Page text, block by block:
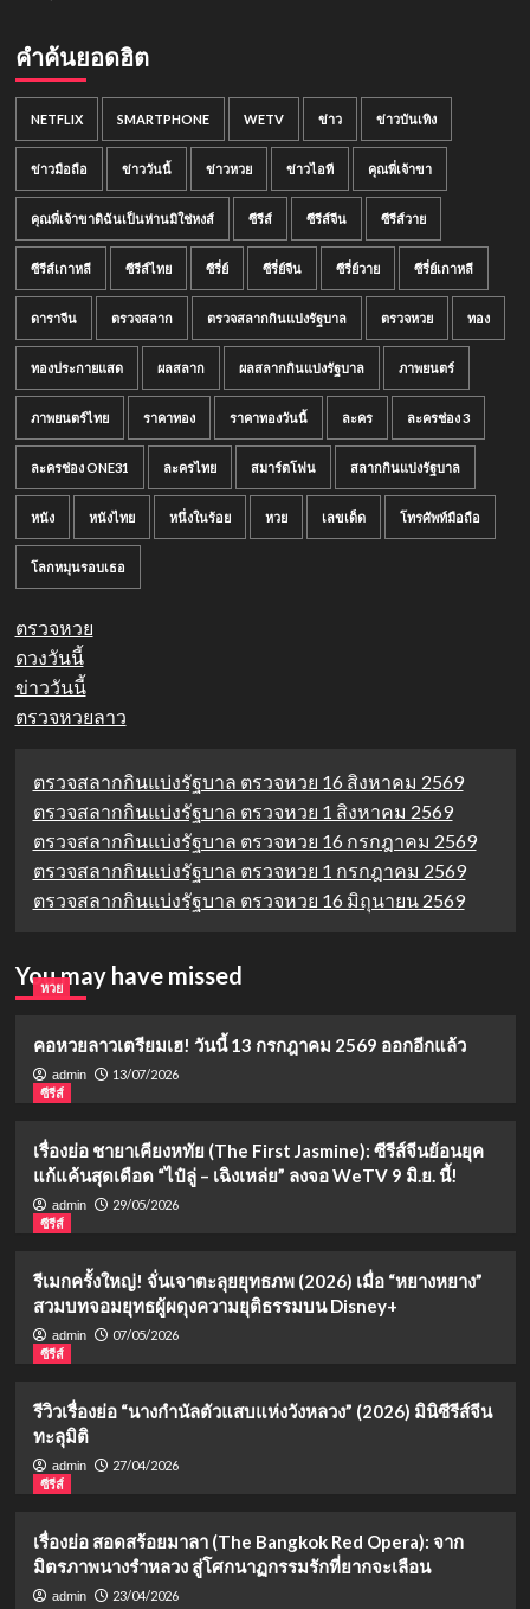
คำค้นยอดฮิต
NETFLIX SMARTPHONE WETV ข่าว ข่าวบันเทิง
ข่าวมือถือ ข่าววันนี้ ข่าวหวย ข่าวไอที คุณพี่เจ้าขา
คุณพี่เจ้าขาดิฉันเป็นห่านมิใช่หงส์ ซีรีส์ ซีรีส์จีน ซีรีส์วาย
ซีรีส์เกาหลี ซีรีส์ไทย ซีรี่ย์ ซีรี่ย์จีน ซีรี่ย์วาย ซีรี่ย์เกาหลี
ดาราจีน ตรวจสลาก ตรวจสลากกินแบ่งรัฐบาล ตรวจหวย ทอง
ทองประกายแสด ผลสลาก ผลสลากกินแบ่งรัฐบาล ภาพยนตร์
ภาพยนตร์ไทย ราคาทอง ราคาทองวันนี้ ละคร ละครช่อง 3
ละครช่อง ONE31 ละครไทย สมาร์ตโฟน สลากกินแบ่งรัฐบาล
หนัง หนังไทย หนึ่งในร้อย หวย เลขเด็ด โทรศัพท์มือถือ
โลกหมุนรอบเธอ
ตรวจหวย
ดวงวันนี้
ข่าววันนี้
ตรวจหวยลาว
ตรวจสลากกินแบ่งรัฐบาล ตรวจหวย 16 สิงหาคม 2569
ตรวจสลากกินแบ่งรัฐบาล ตรวจหวย 1 สิงหาคม 2569
ตรวจสลากกินแบ่งรัฐบาล ตรวจหวย 16 กรกฎาคม 2569
ตรวจสลากกินแบ่งรัฐบาล ตรวจหวย 1 กรกฎาคม 2569
ตรวจสลากกินแบ่งรัฐบาล ตรวจหวย 16 มิถุนายน 2569
You may have missed
หวย
คอหวยลาวเตรียมเฮ! วันนี้ 13 กรกฎาคม 2569 ออกอีกแล้ว
admin
13/07/2026
ซีรีส์
เรื่องย่อ ชายาเคียงหทัย (The First Jasmine): ซีรีส์จีนย้อนยุค
แก้แค้นสุดเดือด “ไป๋ลู่ – เฉิงเหล่ย” ลงจอ WeTV 9 มิ.ย. นี้!
admin
29/05/2026
ซีรีส์
รีเมกครั้งใหญ่! จั่นเจาตะลุยยุทธภพ (2026) เมื่อ “หยางหยาง”
สวมบทจอมยุทธผู้ผดุงความยุติธรรมบน Disney+
admin
07/05/2026
ซีรีส์
รีวิวเรื่องย่อ “นางกำนัลตัวแสบแห่งวังหลวง” (2026) มินิซีรีส์จีน
ทะลุมิติ
admin
27/04/2026
ซีรีส์
เรื่องย่อ สอดสร้อยมาลา (The Bangkok Red Opera): จาก
มิตรภาพนางรำหลวง สู่โศกนาฏกรรมรักที่ยากจะเลือน
admin 23/04/2026